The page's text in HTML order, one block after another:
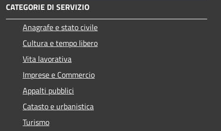
CATEGORIE DI SERVIZIO
Anagrafe e stato civile
Cultura e tempo libero
Vita lavorativa
Imprese e Commercio
Appalti pubblici
Catasto e urbanistica
Turismo